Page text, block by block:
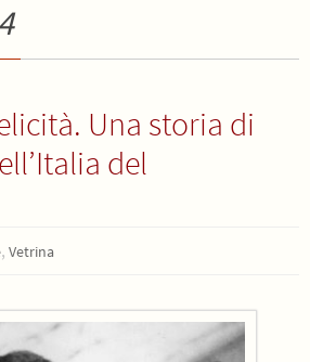
Una storia di
del
, Vetrina